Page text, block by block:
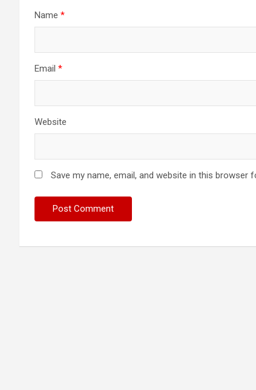
Name *
Email *
Website
Save my name, email, and website in this browser